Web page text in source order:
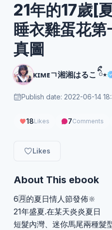
21年的17歲[
睡衣雞蛋花
真圖
ᴋɪᴍᴇㄱ湘湘はるこ ིྀ⋆
Publish date: 2022-06-14
18Likes 7Comments
Likes
About This ebook
6🈷️的夏日情人節發佈🔆
21年盛夏.在某天炎炎夏日
短髮內灣、迷你馬尾兩種髮